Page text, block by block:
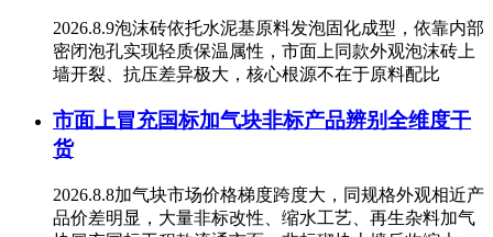
2026.8.9泡沫砖依托水泥基原料发泡固化成型，依靠内部
密闭泡孔实现轻质保温属性，市面上同款外观泡沫砖上
墙开裂、抗压差异极大，核心根源不在于原料配比
市面上冒充国标加气块非标产品辨别全维度干
货
2026.8.8加气块市场价格梯度跨度大，同规格外观相近产
品价差明显，大量非标改性、缩水工艺、再生杂料加气